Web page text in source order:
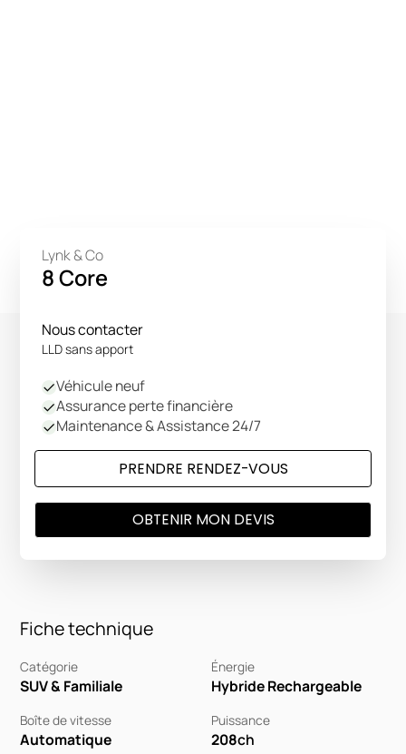
Fiche technique
Catégorie
SUV & Familiale
Énergie
Hybride Rechargeable
Boîte de vitesse
Automatique
Puissance
208ch
Lynk & Co
8 Core
Nous contacter
LLD sans apport
Véhicule neuf
Assurance perte financière
Maintenance & Assistance 24/7
PRENDRE RENDEZ-VOUS
OBTENIR MON DEVIS